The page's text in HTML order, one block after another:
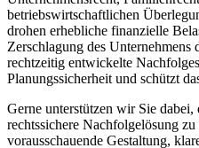
betriebswirtschaftlichen
drohen erhebliche finanzielle
Zerschlagung des
rechtzeitig entwickelte
Planungssicherheit und schützt
Gerne unterstützen wir Sie dabei,
rechtssichere Nachfolgelösung
vorausschauende Gestaltung,